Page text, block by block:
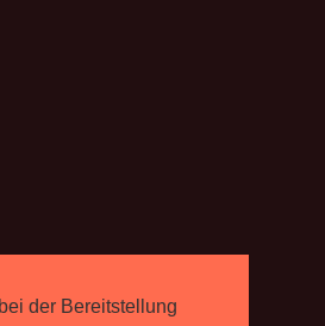
der Bereitstellung